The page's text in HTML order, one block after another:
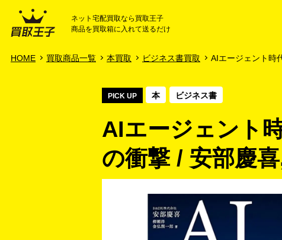
HOME
ネット宅配買取なら買取王子
商品を買取箱に入れて送るだけ
HOME 買取商品一覧 本買取 ビジネス書買取 AIエージェント時
PICK UP 本 ビジネス書
AIエージェント
の衝撃 / 安部慶